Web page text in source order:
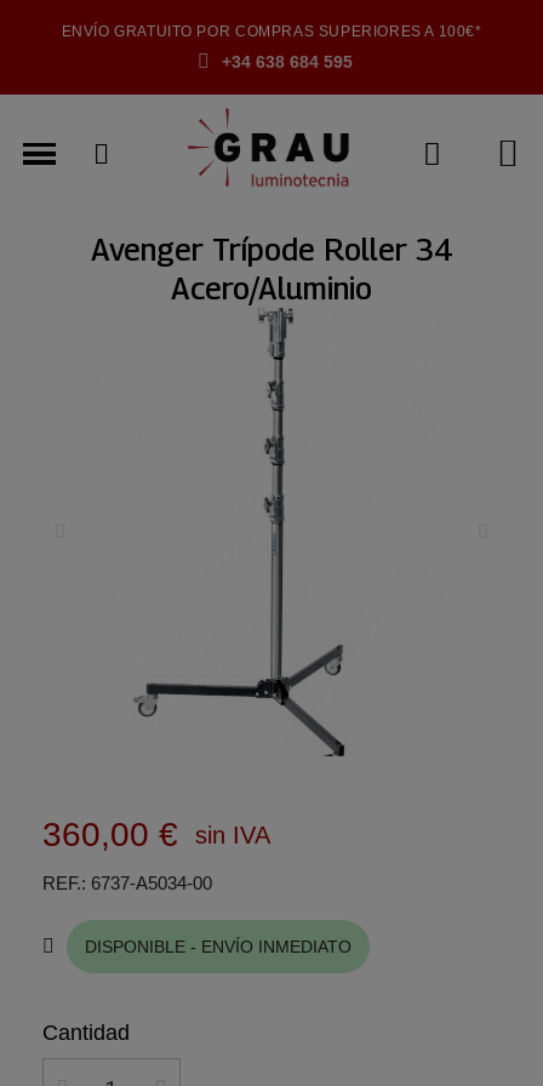
ENVÍO GRATUITO POR COMPRAS SUPERIORES A 100€*
+34 638 684 595
Avenger Trípode Roller 34
Acero/Aluminio
360,00 € sin IVA
REF. 6737-A5034-00
DISPONIBLE - ENVÍO INMEDIATO
Cantidad